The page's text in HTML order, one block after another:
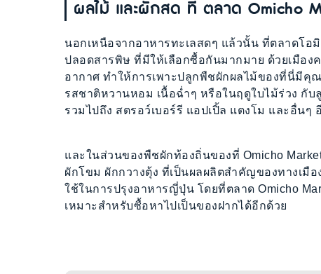
ผลไม้ และผักสด ที่ ตลาด Omicho
นอกเหนือจากอาหารทะเลสดๆ แล้วนั้น ที่ตลาดโอ
ปลอดสารพิษ ที่มีให้เลือกซื้อกันมากมาย ด้วยเมือ
อากาศ ทำให้การเพาะปลูกพืชผักผลไม้ของที่นี่มีคุ
รสชาติหวานหอม เนื้อฉ่ำๆ หรือในฤดูใบไม้ร่วง กั
รวมไปถึง สตรอว์เบอร์รี แอปเปิ้ล แตงโม และอื่นๆ
และในส่วนของพืชผักท้องถิ่นของที่ Omicho
ผักโขม ผักกวางตุ้ง ที่เป็นผลผลิตสำคัญของทางเมื
ใช้ในการปรุงอาหารญี่ปุ่น โดยที่ตลาด Omicho
เหมาะสำหรับซื้อหาไปเป็นของฝากได้อีกด้วย